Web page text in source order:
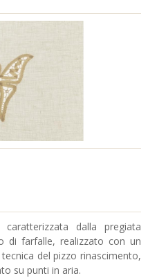
dalla pregiata
di farfalle, realizzato con un
del pizzo rinascimento,
su punti in aria.